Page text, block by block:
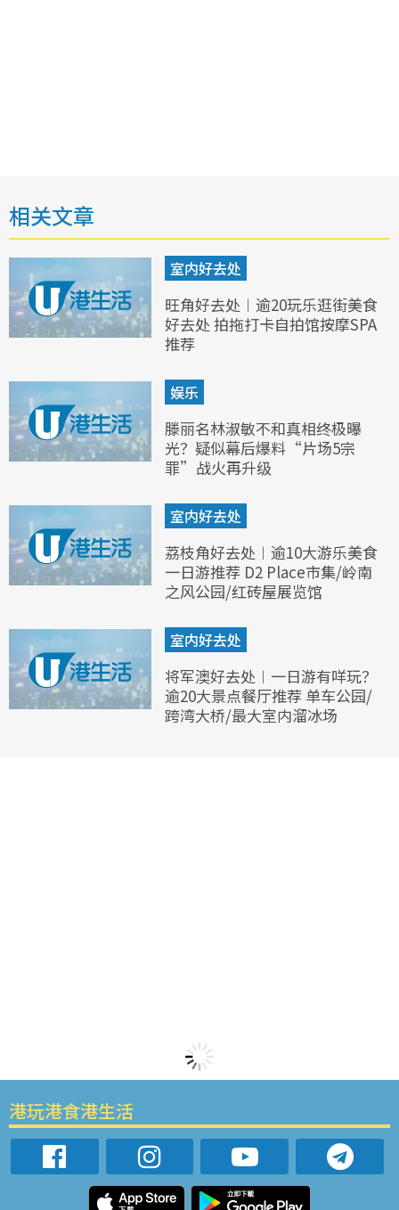
相关文章
室内好去处
旺角好去处︱逾20玩乐逛街美食
好去处 拍拖打卡自拍馆按摩SPA
推荐
娱乐
滕丽名林淑敏不和真相终极曝
光？疑似幕后爆料“片场5宗
罪”战火再升级
室内好去处
荔枝角好去处︱逾10大游乐美食
一日游推荐 D2 Place市集/岭南
之风公园/红砖屋展览馆
室内好去处
将军澳好去处︱一日游有咩玩？
逾20大景点餐厅推荐 单车公园/
跨湾大桥/最大室内溜冰场
港玩港食港生活